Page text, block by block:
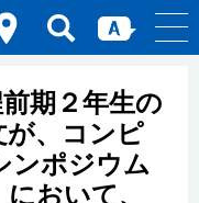
期２年生の
が、コンピ
ンポジウム
おいて、